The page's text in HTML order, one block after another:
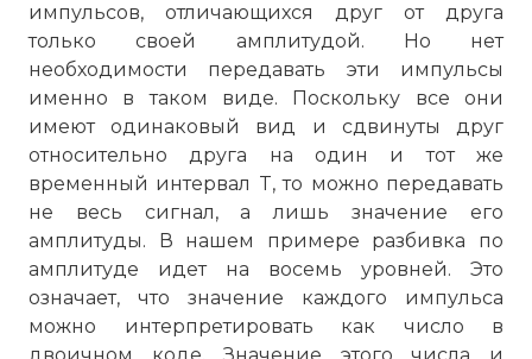
импульсов, отличающихся друг от друга
только своей амплитудой. Но нет
необходимости передавать эти импульсы
именно в таком виде. Поскольку все они
имеют одинаковый вид и сдвинуты друг
относительно друга на один и тот же
временный интервал T, то можно передавать
не весь сигнал, а лишь значение его
амплитуды. В нашем примере разбивка по
амплитуде идет на восемь уровней. Это
означает, что значение каждого импульса
можно интерпретировать как число в
Наконец, рекомендация G.695
определяет системы CWDM для
городских сетей и сетей доступа.
Фото статьи: